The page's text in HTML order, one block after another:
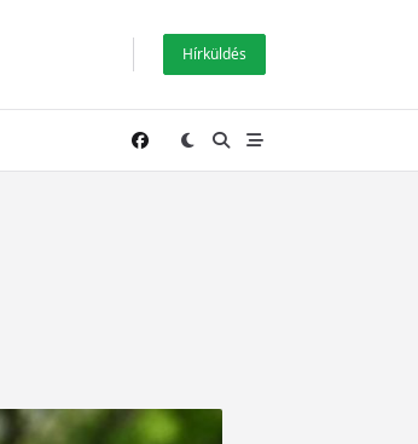
Hírküldés